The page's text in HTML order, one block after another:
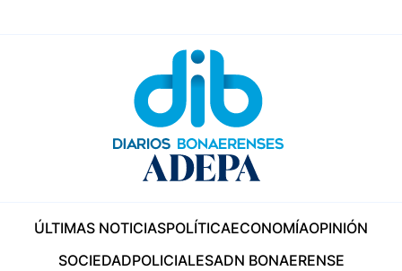
ÚLTIMAS NOTICIASPOLÍTICAECONOMÍAOPINIÓN
SOCIEDADPOLICIALESADN BONAERENSE